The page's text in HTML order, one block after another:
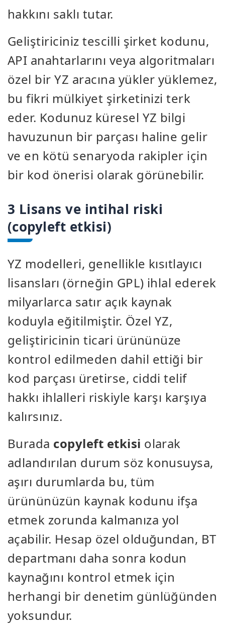
hakkını saklı tutar.
Geliştiriciniz tescilli şirket kodunu,
API anahtarlarını veya algoritmaları
özel bir YZ aracına yükler yüklemez,
bu fikri mülkiyet şirketinizi terk
eder. Kodunuz küresel YZ bilgi
havuzunun bir parçası haline gelir
ve en kötü senaryoda rakipler için
bir kod önerisi olarak görünebilir.
3 Lisans ve intihal riski
(copyleft etkisi)
YZ modelleri, genellikle kısıtlayıcı
lisansları (örneğin GPL) ihlal ederek
milyarlarca satır açık kaynak
koduyla eğitilmiştir. Özel YZ,
geliştiricinin ticari ürününüze
kontrol edilmeden dahil ettiği bir
kod parçası üretirse, ciddi telif
hakkı ihlalleri riskiyle karşı karşıya
kalırsınız.
Burada copyleft etkisi olarak
adlandırılan durum söz konusuysa,
aşırı durumlarda bu, tüm
ürününüzün kaynak kodunu ifşa
etmek zorunda kalmanıza yol
açabilir. Hesap özel olduğundan, BT
departmanı daha sonra kodun
kaynağını kontrol etmek için
herhangi bir denetim günlüğünden
yoksundur.